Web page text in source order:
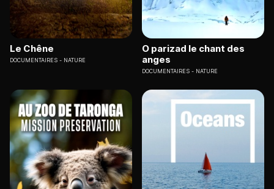
Le Chêne
DOCUMENTAIRES NATURE
O parizad le chant des
anges
DOCUMENTAIRES NATURE